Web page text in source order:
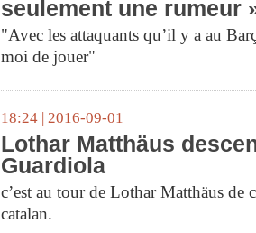
seulement une rumeur
"Avec les attaquants qu’il y a au
moi de jouer"
18:24 | 2016-09-01
Lothar Matthäus
Guardiola
c’est au tour de Lothar Matthäus de
catalan.